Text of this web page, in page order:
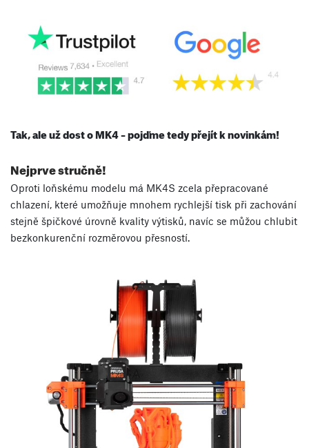
Tak, ale už dost o MK4 – pojďme tedy přejít k novinkám!
Nejprve stručně!
Oproti loňskému modelu má MK4S zcela přepracované
chlazení, které umožňuje mnohem rychlejší tisk při zachování
stejně špičkové úrovně kvality výtisků, navíc se můžou chlubit
bezkonkurenční rozměrovou přesností.